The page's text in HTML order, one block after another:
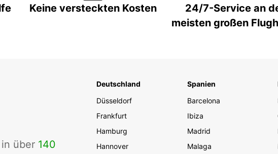
Keine versteckten Kosten
24/7-Service an
meisten großen
über 140
Deutschland
Düsseldorf
Frankfurt
Hamburg
Hannover
Spanien
Barcelona
Ibiza
Madrid
Malaga